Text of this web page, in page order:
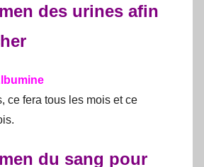
des urines afin
ce fera tous les mois et ce
du sang pour